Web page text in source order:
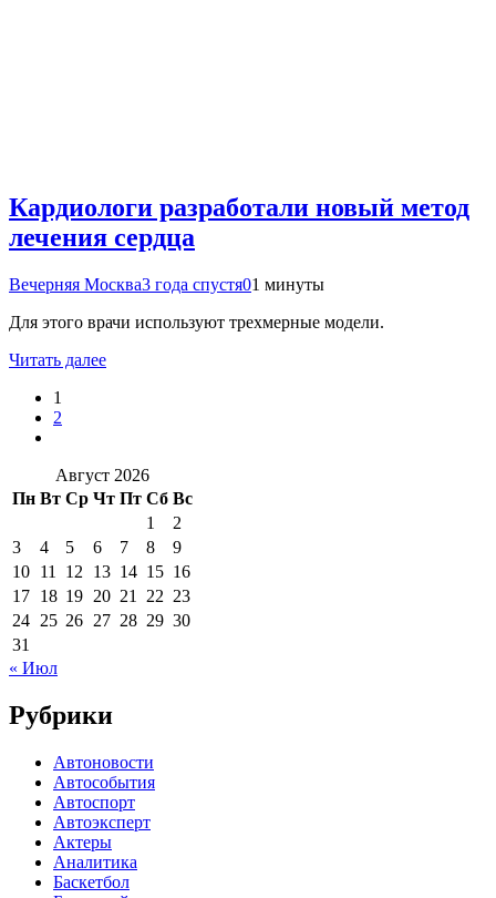
Кардиологи разработали новый метод
лечения сердца
Вечерняя Москва3 года спустя01 минуты
Для этого врачи используют трехмерные модели.
Читать далее
1
2
Август 2026
Пн Вт Ср Чт Пт Сб Вс
1
2
3
4 5 6 7 8
9
10 11 12 13 14 15 16
17 18 19 20 21 22 23
24 25 26 27 28 29 30
31
« Июл
Рубрики
Автоновости
Автособытия
Автоспорт
Автоэксперт
Актеры
Аналитика
Баскетбол